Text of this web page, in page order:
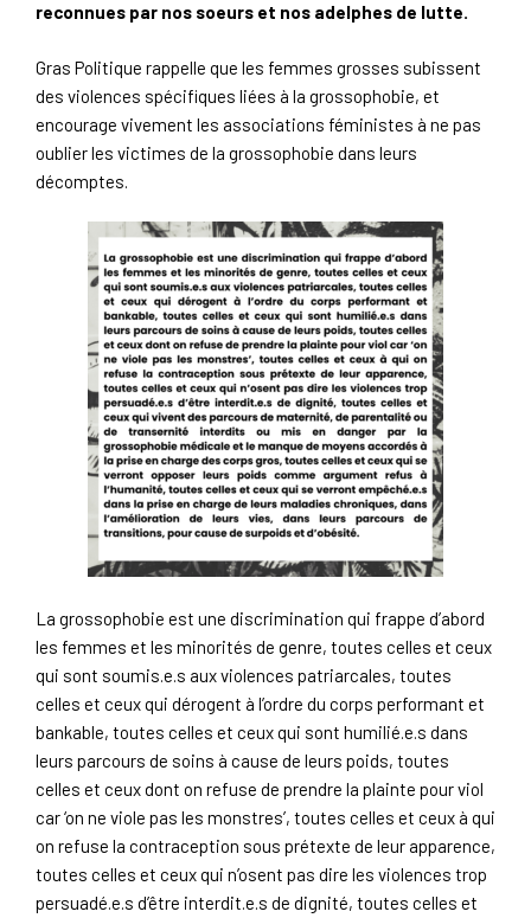
reconnues par nos soeurs et nos adelphes de lutte.
Gras Politique rappelle que les femmes grosses subissent
des violences spécifiques liées à la grossophobie, et
encourage vivement les associations féministes à ne pas
oublier les victimes de la grossophobie dans leurs
décomptes.
La grossophobie est une discrimination qui frappe d’abord
les femmes et les minorités de genre, toutes celles et ceux
qui sont soumis.e.s aux violences patriarcales, toutes
celles et ceux qui dérogent à l’ordre du corps performant et
bankable, toutes celles et ceux qui sont humilié.e.s dans
leurs parcours de soins à cause de leurs poids, toutes
celles et ceux dont on refuse de prendre la plainte pour viol
car ‘on ne viole pas les monstres’, toutes celles et ceux à qui
on refuse la contraception sous prétexte de leur apparence,
toutes celles et ceux qui n’osent pas dire les violences trop
persuadé.e.s d’être interdit.e.s de dignité, toutes celles et